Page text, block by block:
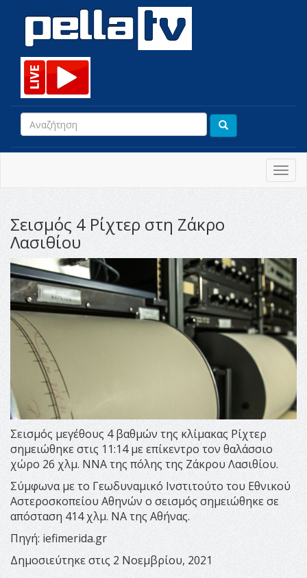
Σεισμός 4 Ρίχτερ στη Ζάκρο
Λασιθίου
Σεισμός μεγέθους 4 βαθμών της κλίμακας Ρίχτερ
σημειώθηκε στις 11:14 με επίκεντρο τον θαλάσσιο
χώρο 26 χλμ. ΝΝΑ της πόλης της Ζάκρου Λασιθίου.
Σύμφωνα με το Γεωδυναμικό Ινστιτούτο του Εθνικού
Αστεροσκοπείου Αθηνών ο σεισμός σημειώθηκε σε
απόσταση 414 χλμ. ΝΑ της Αθήνας.
Πηγή: iefimerida.gr
Δημοσιεύτηκε στις 2 Νοεμβρίου, 2021